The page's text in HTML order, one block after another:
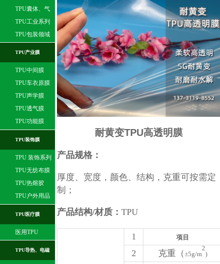
TPU囊体、气
球膜
TPU工业系列
TPU包装领域
TPU产业膜
TPU中间膜
TPU车衣原膜
TPU声学膜
TPU透气膜
TPU功能膜
TPU装饰膜
TPU 装饰系列
TPU无纺布膜
TPU热熔胶
TPU户外用品
TPU医疗膜
医用TPU
TPU导热、电磁
耐黄变TPU高透明膜
产品规格：
厚度、宽度，颜色、结构，克重可按需定
制；
产品结构/材质 ：TPU
1 项目
2 克重（±5g/m
2
)